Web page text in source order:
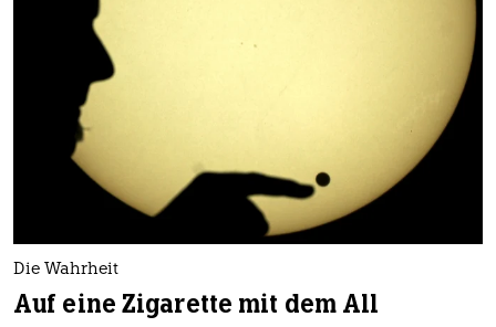
Die Wahrheit
Auf eine Zigarette mit dem All